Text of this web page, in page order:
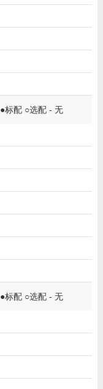
●标配 ○选配 - 无
●标配 ○选配 - 无